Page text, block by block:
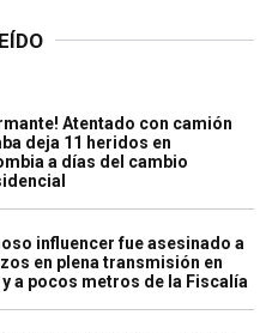
Atentado con camión
deja 11 heridos en
a días del cambio
influencer fue asesinado a
en plena transmisión en
a pocos metros de la Fiscalía